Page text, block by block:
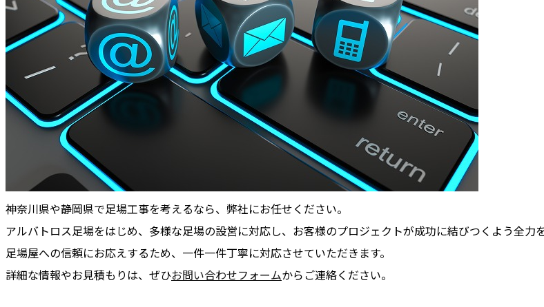
神奈川県や静岡県で足場工事を考えるなら、弊社にお任せください。
アルバトロス足場をはじめ、多様な足場の設営に対応し、お客様のプロジェクトが成功に結びつくよう全力を
足場屋への信頼にお応えするため、一件一件丁寧に対応させていただきます。
詳細な情報やお見積もりは、ぜひお問い合わせフォームからご連絡ください。